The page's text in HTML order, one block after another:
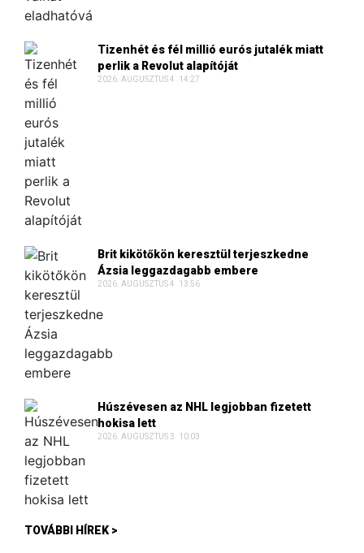
Tizenhét és fél millió eurós jutalék miatt
perlik a Revolut alapítóját
2026. AUGUSZTUS 4. 14:27
Brit kikötőkön keresztül terjeszkedne
Ázsia leggazdagabb embere
2026. AUGUSZTUS 4. 13:56
Húszévesen az NHL legjobban fizetett
hokisa lett
2026. AUGUSZTUS 3. 10:03
TOVÁBBI HÍREK >